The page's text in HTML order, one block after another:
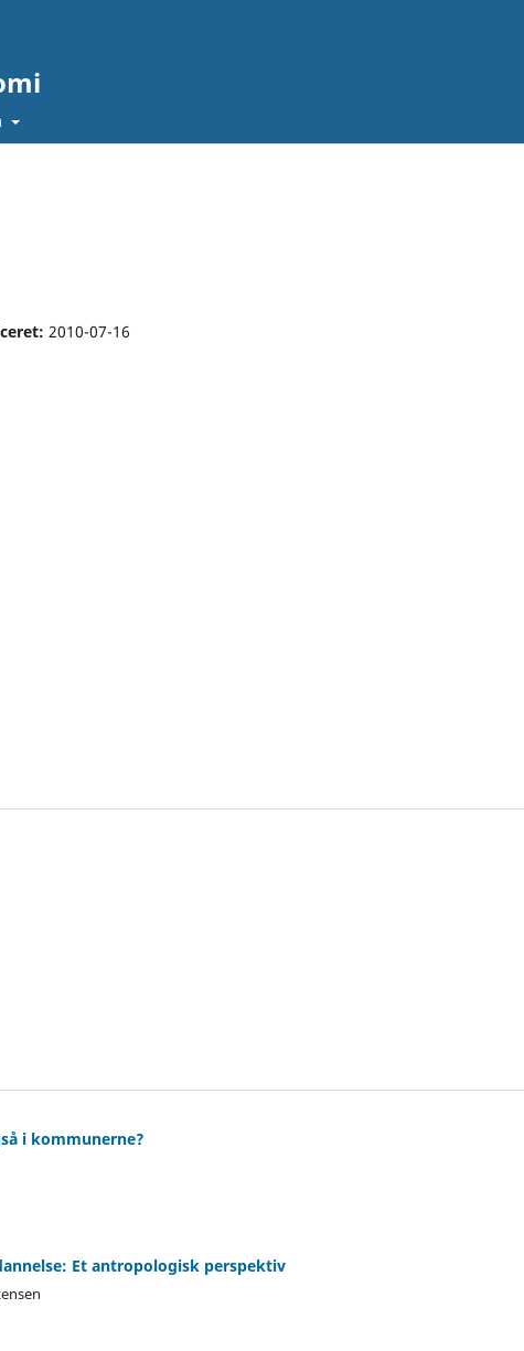
2010-07-16
i kommunerne?
Et antropologisk perspektiv